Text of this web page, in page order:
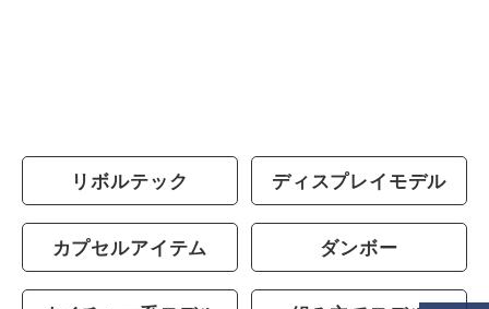
リボルテック ディスプレイモデル
カプセルアイテム ダンボー